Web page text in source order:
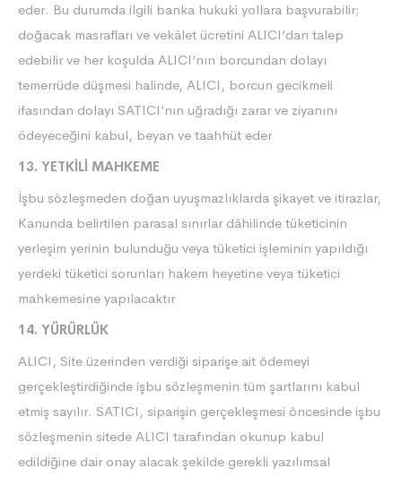
eder. Bu durumda ilgili banka hukuki yollara başvurabilir;
doğacak masrafları ve vekâlet ücretini ALICI’dan talep
edebilir ve her koşulda ALICI’nın borcundan dolayı
temerrüde düşmesi halinde, ALICI, borcun gecikmeli
ifasından dolayı SATICI’nın uğradığı zarar ve ziyanını
ödeyeceğini kabul, beyan ve taahhüt eder
13. YETKİLİ MAHKEME
İşbu sözleşmeden doğan uyuşmazlıklarda şikayet ve itirazlar,
Kanunda belirtilen parasal sınırlar dâhilinde tüketicinin
yerleşim yerinin bulunduğu veya tüketici işleminin yapıldığı
yerdeki tüketici sorunları hakem heyetine veya tüketici
mahkemesine yapılacaktır
14. YÜRÜRLÜK
ALICI, Site üzerinden verdiği siparişe ait ödemeyi
gerçekleştirdiğinde işbu sözleşmenin tüm şartlarını kabul
etmiş sayılır. SATICI, siparişin gerçekleşmesi öncesinde işbu
sözleşmenin sitede ALICI tarafından okunup kabul
edildiğine dair onay alacak şekilde gerekli yazılımsal